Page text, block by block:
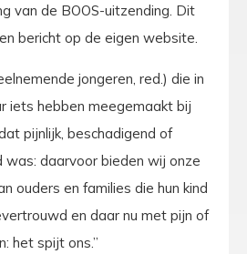
van de BOOS-uitzending. Dit
bericht op de eigen website.
jongeren, red.) die in
iets hebben meegemaakt bij
pijnlijk, beschadigend of
was: daarvoor bieden wij onze
ouders en families die hun kind
en daar nu met pijn of
het spijt ons.”